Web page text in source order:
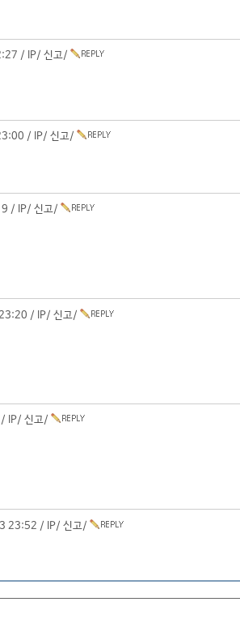
/ IP/ 신고/
/ IP/ 신고/
/ IP/ 신고/
/ IP/ 신고/
IP/ 신고/
23:52 / IP/ 신고/